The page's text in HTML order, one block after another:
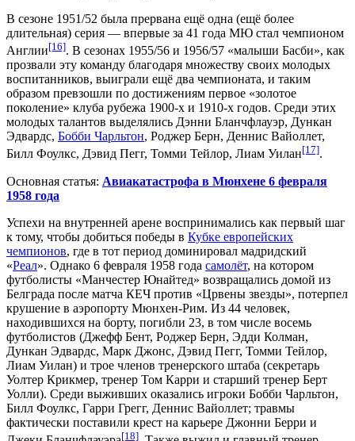
В сезоне 1951/52 была прервана ещё одна (ещё более
длительная) серия — впервые за 41 года МЮ стал чемпионом
Англии[16]. В сезонах 1955/56 и 1956/57 «малыши Басби», как
прозвали эту команду благодаря множеству своих молодых
воспитанников, выиграли ещё два чемпионата, и таким
образом превзошли по достижениям первое «золотое
поколение» клуба рубежа 1900-х и 1910-х годов. Среди этих
молодых талантов выделялись Дэнни Бланчфлауэр, Дункан
Эдвардс, Бобби Чарльтон, Роджер Берн, Деннис Вайоллет,
Билл Фоулкс, Дэвид Пегг, Томми Тейлор, Лиам Уилан[17].
Основная статья: Авиакатастрофа в Мюнхене 6 февраля
1958 года
Успехи на внутренней арене воспринимались как первый шаг
к тому, чтобы добиться победы в Кубке европейских
чемпионов, где в тот период доминировал мадридский
«Реал». Однако 6 февраля 1958 года самолёт, на котором
футболисты «Манчестер Юнайтед» возвращались домой из
Белграда после матча КЕЧ против «Црвены звезды», потерпел
крушение в аэропорту Мюнхен-Рим. Из 44 человек,
находившихся на борту, погибли 23, в том числе восемь
футболистов (Джефф Бент, Роджер Берн, Эдди Колман,
Дункан Эдвардс, Марк Джонс, Дэвид Пегг, Томми Тейлор,
Лиам Уилан) и трое членов тренерского штаба (секретарь
Уолтер Крикмер, тренер Том Карри и старший тренер Берт
Уолли). Среди выживших оказались игроки Бобби Чарльтон,
Билл Фоулкс, Гарри Грегг, Деннис Вайоллет; травмы
фактически поставили крест на карьере Джонни Берри и
[18]